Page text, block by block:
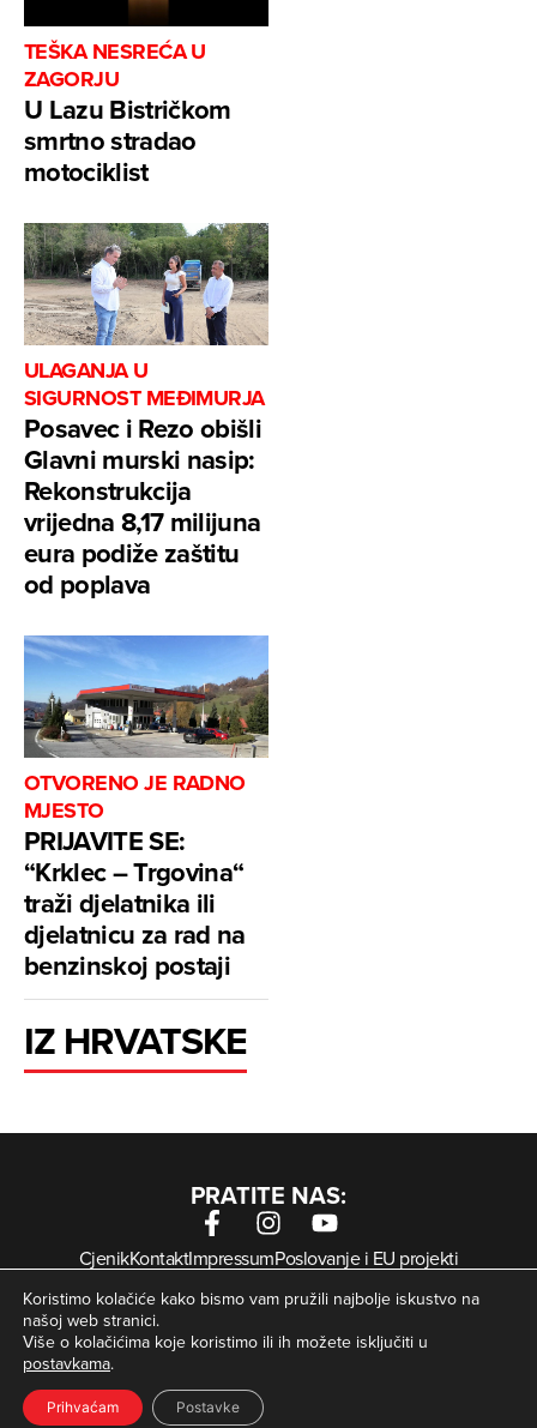
TEŠKA NESREĆA U
ZAGORJU
U Lazu Bistričkom
smrtno stradao
motociklist
ULAGANJA U
SIGURNOST MEĐIMURJA
Posavec i Rezo obišli
Glavni murski nasip:
Rekonstrukcija
vrijedna 8,17 milijuna
eura podiže zaštitu
od poplava
OTVORENO JE RADNO
MJESTO
PRIJAVITE SE:
“Krklec – Trgovina“
traži djelatnika ili
djelatnicu za rad na
benzinskoj postaji
IZ HRVATSKE
PRATITE NAS:
CjenikKontaktImpressumPoslovanje i EU projekti
Arhiva digitalnih novina
Uvjeti korištenjaZaštita privatnosti
Kolačići
© Zagorje International – Sva prava pridržana | Developed
bykrMedia
Koristimo kolačiće kako bismo vam pružili najbolje iskustvo na
našoj web stranici.
Više o kolačićima koje koristimo ili ih možete isključiti u
postavkama.
Prihvaćam Postavke